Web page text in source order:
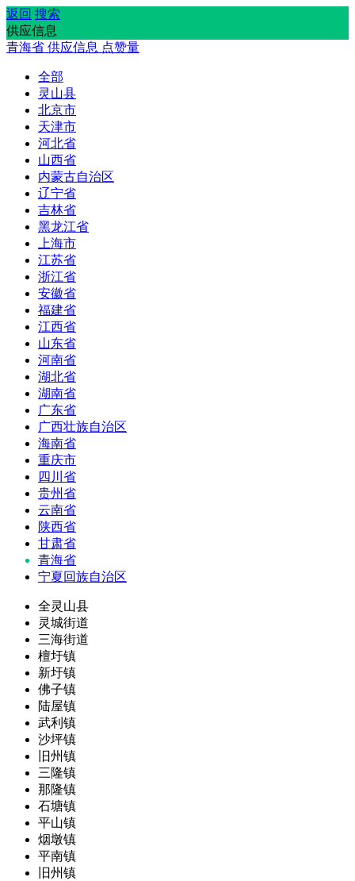
返回 搜索
供应信息
青海省 供应信息 点赞量
全部
灵山县
北京市
天津市
河北省
山西省
内蒙古自治区
辽宁省
吉林省
黑龙江省
上海市
江苏省
浙江省
安徽省
福建省
江西省
山东省
河南省
湖北省
湖南省
广东省
广西壮族自治区
海南省
重庆市
四川省
贵州省
云南省
陕西省
甘肃省
青海省
宁夏回族自治区
全灵山县
灵城街道
三海街道
檀圩镇
新圩镇
佛子镇
陆屋镇
武利镇
沙坪镇
旧州镇
三隆镇
那隆镇
石塘镇
平山镇
烟墩镇
平南镇
旧州镇